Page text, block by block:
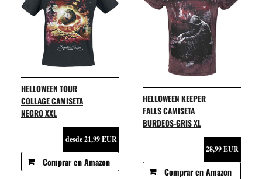
HELLOWEEN TOUR
COLLAGE CAMISETA
NEGRO XXL
desde 21,99 EUR
Comprar en Amazon
HELLOWEEN KEEPER
FALLS CAMISETA
BURDEOS-GRIS XL
28,99 EUR
Comprar en Amazon